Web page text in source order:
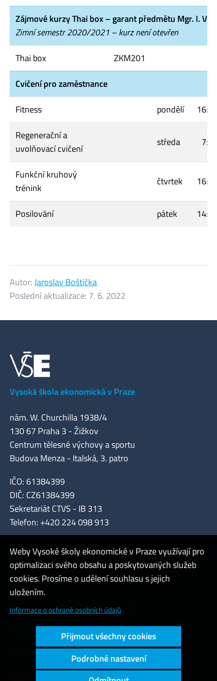
Zájmové kurzy Thai box – garant předmětu Mgr. I.
Zimní semestr 2020/2021 – kurz není otevřen
Thai box
ZKM201
Cvičení pro zaměstnance
Fitness
pondělí
Regenerační a
uvolňovací cvičení
středa
Funkční kruhový
trénink
čtvrtek
Posilování pátek
Autor:Jaroslav Boštička
Poslední aktualizace: 7. 6. 2022
Vysoká škola ekonomická v Praze
nám. W. Churchilla 1938/4
130 67 Praha 3 - Žižkov
Centrum tělesné výchovy a sportu
Budova Menza - Italská, 3. patro
IČO: 61384399
DIČ: CZ61384399
Sekretariát CTVS - IB 313
Telefon: +420 224 098 913
Admin
Cookies a ochrana osobních údajů
Přístupnost webu
Vysoký kontrast
Copyright © 2000 - 2026 Vysoká škola ekonomická v Praze
Weby Vysoké školy ekonomické v Praze využívají pro
optimalizaci svého obsahu a poskytovaných služeb
cookies. Prosíme o udělení souhlasu s jejich
uložením.
Informace o ochraně osobních údajů
Přijmout všechny cookies
Podrobné nastavení